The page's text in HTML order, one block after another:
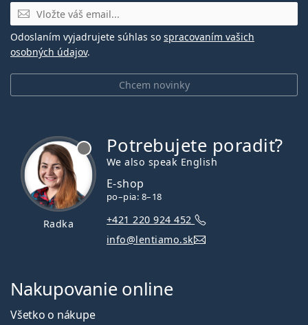
E-mail
Chcem novinky
Odoslaním vyjadrujete súhlas so spracovaním vašich
osobných údajov.
Radka
Potrebujete poradiť?
We also speak English
E-shop
po–pia: 8–18
+421 220 924 452
info@lentiamo.sk
Nakupovanie online
Všetko o nákupe